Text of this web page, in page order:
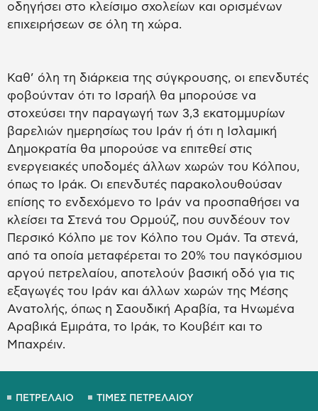
οδηγήσει στο κλείσιμο σχολείων και ορισμένων
επιχειρήσεων σε όλη τη χώρα.
Καθ’ όλη τη διάρκεια της σύγκρουσης, οι επενδυτές
φοβούνταν ότι το Ισραήλ θα μπορούσε να
στοχεύσει την παραγωγή των 3,3 εκατομμυρίων
βαρελιών ημερησίως του Ιράν ή ότι η Ισλαμική
Δημοκρατία θα μπορούσε να επιτεθεί στις
ενεργειακές υποδομές άλλων χωρών του Κόλπου,
όπως το Ιράκ. Οι επενδυτές παρακολουθούσαν
επίσης το ενδεχόμενο το Ιράν να προσπαθήσει να
κλείσει τα Στενά του Ορμούζ, που συνδέουν τον
Περσικό Κόλπο με τον Κόλπο του Ομάν. Τα στενά,
από τα οποία μεταφέρεται το 20% του παγκόσμιου
αργού πετρελαίου, αποτελούν βασική οδό για τις
εξαγωγές του Ιράν και άλλων χωρών της Μέσης
Ανατολής, όπως η Σαουδική Αραβία, τα Ηνωμένα
Αραβικά Εμιράτα, το Ιράκ, το Κουβέιτ και το
Μπαχρέιν.
ΠΕΤΡΕΛΑΙΟ ΤΙΜΕΣ ΠΕΤΡΕΛΑΙΟΥ